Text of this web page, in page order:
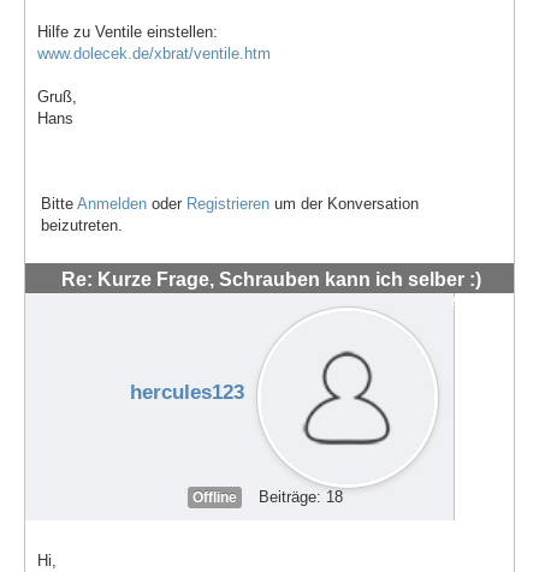
Hilfe zu Ventile einstellen:
www.dolecek.de/xbrat/ventile.htm
Gruß,
Hans
Bitte Anmelden oder Registrieren um der Konversation
beizutreten.
Re: Kurze Frage, Schrauben kann ich selber :)
#48538
hercules123
Offline Beiträge: 18
Hi,